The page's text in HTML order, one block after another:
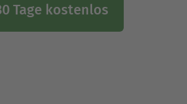
Tage kostenlos